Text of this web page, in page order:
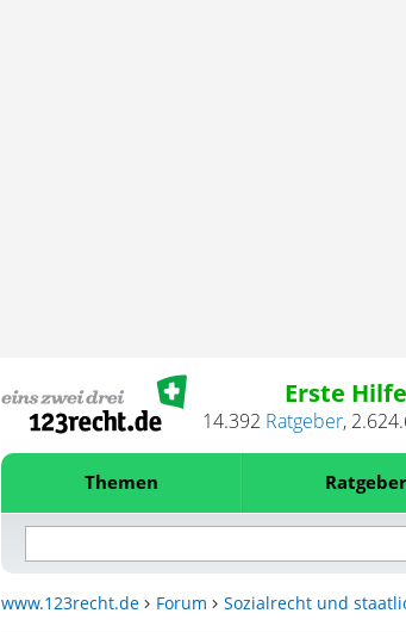
Erste
14.392 Ratgeber,
Themen Ratgeber
www.123recht.de Forum Sozialrecht und